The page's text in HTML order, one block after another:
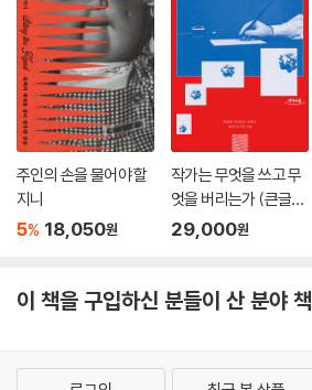
주인의 손을 물어야 할
지니
5% 18,050원
작가는 무엇을 쓰고 무
엇을 버리는가 (큰글자
도서)
29,000원
이 책을 구입하신 분들이 산 분야 책